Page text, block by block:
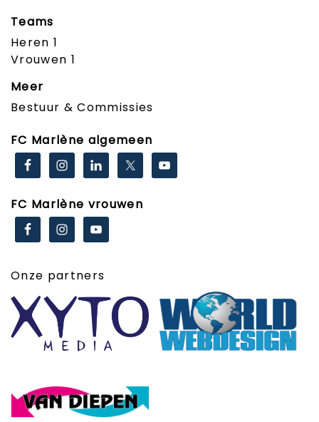
Teams
Heren 1
Vrouwen 1
Meer
Bestuur & Commissies
FC Marlène algemeen
FC Marlène vrouwen
Onze partners